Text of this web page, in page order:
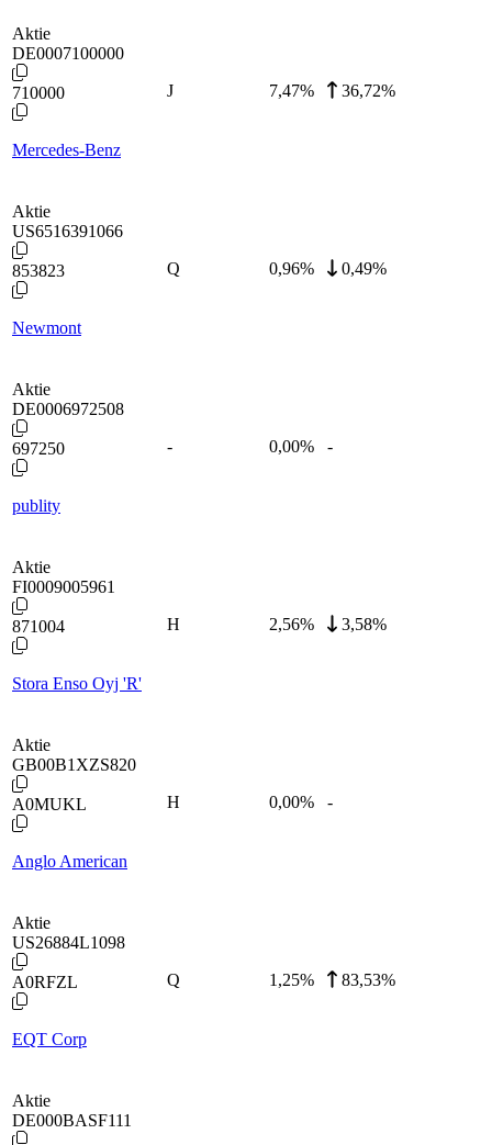
Aktie
DE0007100000
710000
Mercedes-Benz
J 7,47% 36,72%
Aktie
US6516391066
853823
Newmont
Q 0,96% 0,49%
Aktie
DE0006972508
697250
publity
- 0,00% -
Aktie
FI0009005961
871004
Stora Enso Oyj 'R'
H 2,56% 3,58%
Aktie
GB00B1XZS820
A0MUKL
Anglo American
H 0,00% -
Aktie
US26884L1098
A0RFZL
EQT Corp
Q 1,25% 83,53%
Aktie
DE000BASF111